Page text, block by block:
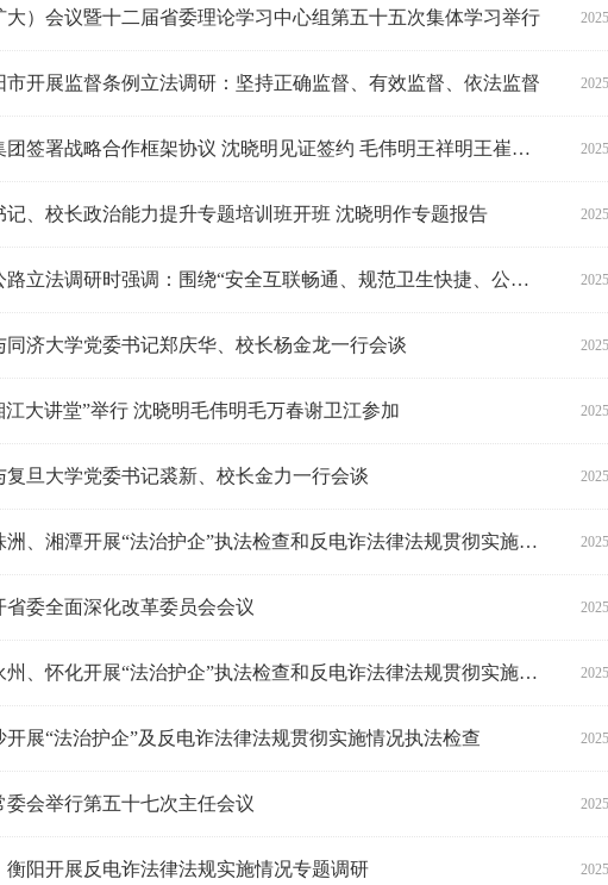
大）会议暨十二届省委理论学习中心组第五十五次集体学习举行
市开展监督条例立法调研：坚持正确监督、有效监督、依法监督
省政府与华润集团签署战略合作框架协议 沈晓明见证签约 毛伟明王祥明王崔军会谈
记、校长政治能力提升专题培训班开班 沈晓明作专题报告
陈飞开展高速公路立法调研时强调：围绕“安全互联畅通、规范卫生快捷、公正公平诚信”总要求，加快推进高速公路高质量发展
同济大学党委书记郑庆华、校长杨金龙一行会谈
江大讲堂”举行 沈晓明毛伟明毛万春谢卫江参加
复旦大学党委书记裘新、校长金力一行会谈
杨浩东率队赴株洲、湘潭开展“法治护企”执法检查和反电诈法律法规贯彻实施情况专题调研
省委全面深化改革委员会会议
胡旭晟率队赴永州、怀化开展“法治护企”执法检查和反电诈法律法规贯彻实施情况专题调研
开展“法治护企”及反电诈法律法规贯彻实施情况执法检查
委会举行第五十七次主任会议
衡阳开展反电诈法律法规实施情况专题调研